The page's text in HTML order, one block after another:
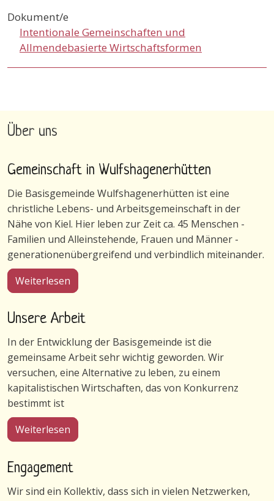
Dokument/e
Intentionale Gemeinschaften und
Allmendebasierte Wirtschaftsformen
Über uns
Gemeinschaft in Wulfshagenerhütten
Die Basisgemeinde Wulfshagenerhütten ist eine
christliche Lebens- und Arbeitsgemeinschaft in der
Nähe von Kiel. Hier leben zur Zeit ca. 45 Menschen -
Familien und Alleinstehende, Frauen und Männer -
generationenübergreifend und verbindlich miteinander.
Weiterlesen
Unsere Arbeit
In der Entwicklung der Basisgemeinde ist die
gemeinsame Arbeit sehr wichtig geworden. Wir
versuchen, eine Alternative zu leben, zu einem
kapitalistischen Wirtschaften, das von Konkurrenz
bestimmt ist
Weiterlesen
Engagement
Wir sind ein Kollektiv, dass sich in vielen Netzwerken,